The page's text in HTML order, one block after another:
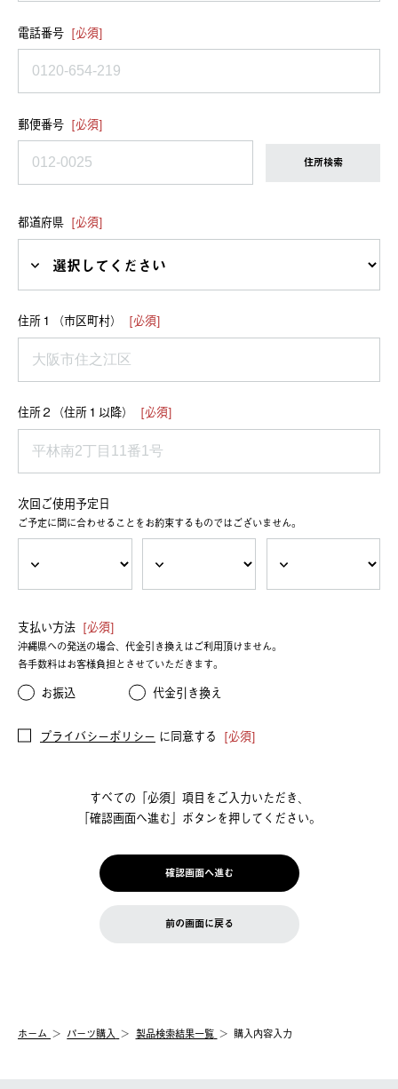
電話番号 [必須]
郵便番号 [必須]
住所検索
都道府県 [必須]
住所１（市区町村） [必須]
住所２（住所１以降） [必須]
次回ご使用予定日
ご予定に間に合わせることをお約束するものではございません。
支払い方法 [必須]
沖縄県への発送の場合、代金引き換えはご利用頂けません。
各手数料はお客様負担とさせていただきます。
お振込 代金引き換え
プライバシーポリシー に同意する [必須]
すべての「必須」項⽬をご⼊⼒いただき、
「確認画⾯へ進む」ボタンを押してください。
前の画⾯に戻る
確認画面へ進む
ホーム パーツ購入 製品検索結果⼀覧 購入内容入力